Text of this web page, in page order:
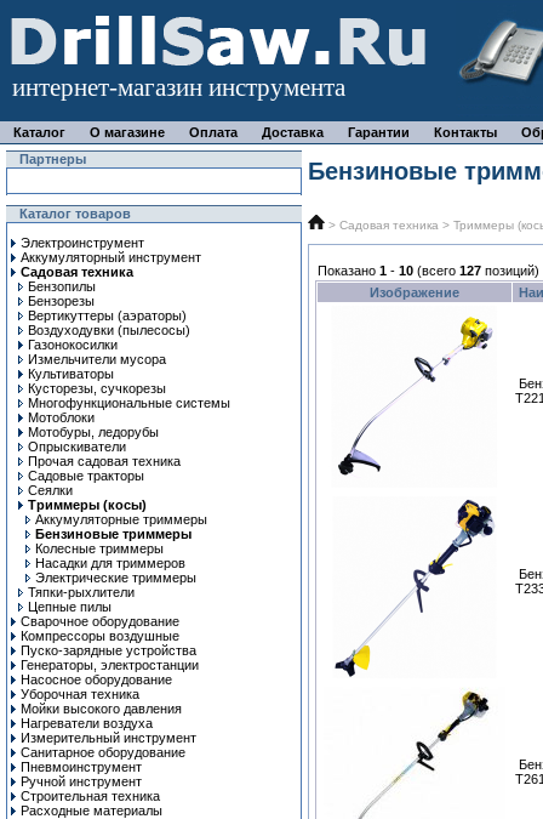
интернет-магазин инструмента
Каталог О магазине Оплата Доставка Гарантии Контакты
Партнеры
Каталог товаров
Электроинструмент
Аккумуляторный инструмент
Садовая техника
Бензопилы
Бензорезы
Вертикуттеры (аэраторы)
Воздуходувки (пылесосы)
Газонокосилки
Измельчители мусора
Культиваторы
Кусторезы, сучкорезы
Многофункциональные системы
Мотоблоки
Мотобуры, ледорубы
Опрыскиватели
Прочая садовая техника
Садовые тракторы
Сеялки
Триммеры (косы)
Аккумуляторные триммеры
Бензиновые триммеры
Колесные триммеры
Насадки для триммеров
Электрические триммеры
Тяпки-рыхлители
Цепные пилы
Сварочное оборудование
Компрессоры воздушные
Пуско-зарядные устройства
Генераторы, электростанции
Насосное оборудование
Уборочная техника
Мойки высокого давления
Нагреватели воздуха
Измерительный инструмент
Санитарное оборудование
Пневмоинструмент
Ручной инcтрумент
Строительная техника
Расходные материалы
Бензиновые
> Садовая техника > Триммеры
Показано 1 - 10 (всего 127 позиций)
Изображение